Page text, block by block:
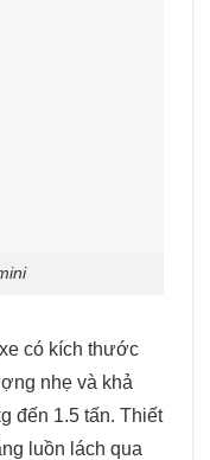
có kích thước
nhẹ và khả
đến 1.5 tấn. Thiết
luồn lách qua